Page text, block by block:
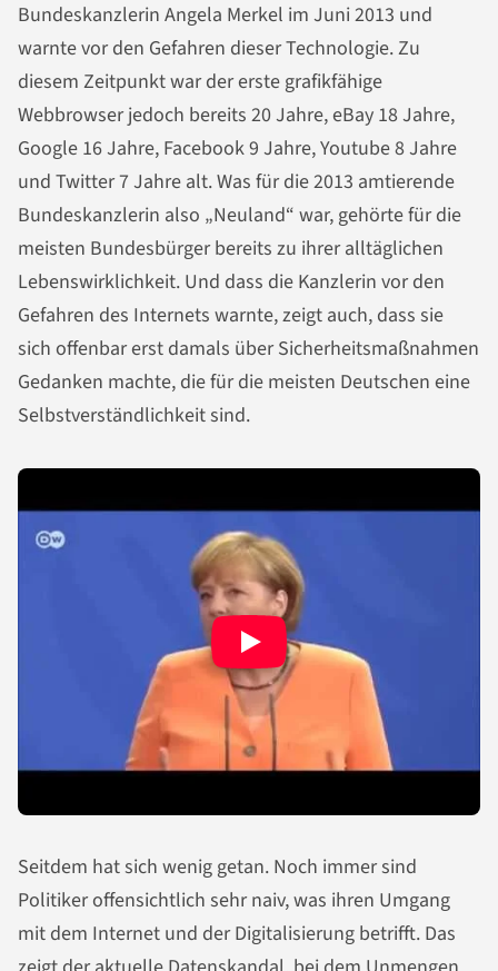
Bundeskanzlerin Angela Merkel im Juni 2013 und
warnte vor den Gefahren dieser Technologie. Zu
diesem Zeitpunkt war der erste grafikfähige
Webbrowser jedoch bereits 20 Jahre, eBay 18 Jahre,
Google 16 Jahre, Facebook 9 Jahre, Youtube 8 Jahre
und Twitter 7 Jahre alt. Was für die 2013 amtierende
Bundeskanzlerin also „Neuland“ war, gehörte für die
meisten Bundesbürger bereits zu ihrer alltäglichen
Lebenswirklichkeit. Und dass die Kanzlerin vor den
Gefahren des Internets warnte, zeigt auch, dass sie
sich offenbar erst damals über Sicherheitsmaßnahmen
Gedanken machte, die für die meisten Deutschen eine
Selbstverständlichkeit sind.
Seitdem hat sich wenig getan. Noch immer sind
Politiker offensichtlich sehr naiv, was ihren Umgang
mit dem Internet und der Digitalisierung betrifft. Das